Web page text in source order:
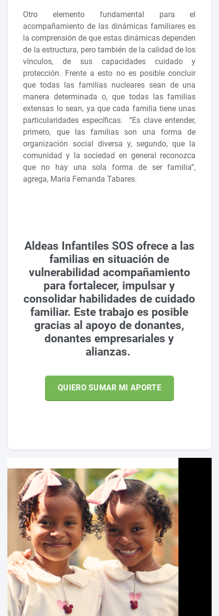
Otro elemento fundamental para el
acompañamiento de las dinámicas familiares es
la comprensión de que estas dinámicas dependen
de la estructura, pero también de la calidad de los
vínculos, de sus capacidades cuidado y
protección. Frente a esto no es posible concluir
que todas las familias nucleares sean de una
manera determinada o, que todas las familias
extensas lo sean, ya que cada familia tiene unas
particularidades específicas. “Es clave entender,
primero, que las familias son una forma de
organización social diversa y, segundo, que la
comunidad y la sociedad en general reconozca
que no hay una sola forma de ser familia”,
agrega, María Fernanda Tabares.
Aldeas Infantiles SOS ofrece a las
familias en situación de
vulnerabilidad acompañamiento
para fortalecer, impulsar y
consolidar habilidades de cuidado
familiar. Este trabajo es posible
gracias al apoyo de donantes,
donantes empresariales y
alianzas.
QUIERO SUMAR MI APORTE